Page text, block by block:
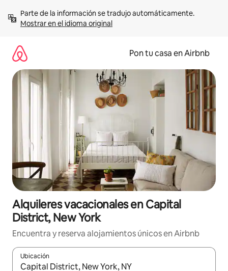
contenidoMostrar en el idioma original
Pon tu casa en Airbnb
Alquileres vacacionales en Capital
District, New York
Encuentra y reserva alojamientos únicos en Airbnb
Ubicación
Cuando los resultados estén disponibles, navega con las